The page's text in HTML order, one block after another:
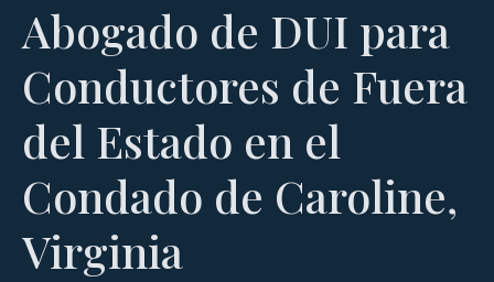
Abogado de DUI para
Conductores de Fuera
del Estado en el
Condado de Caroline,
Virginia